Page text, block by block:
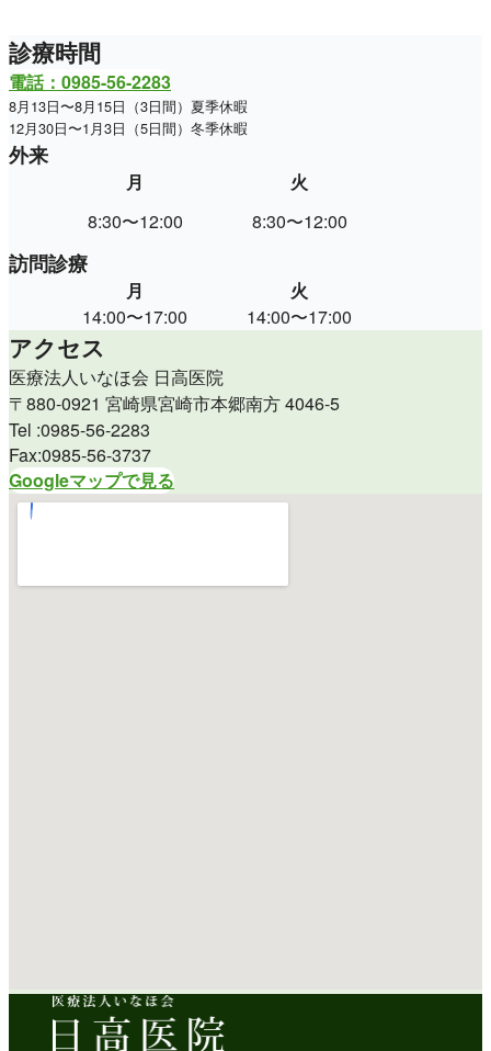
診療時間
電話：0985-56-2283
8月13日〜8月15日（3日間）夏季休暇
12月30日〜1月3日（5日間）冬季休暇
外来
月 火
8:30〜12:00
8:30〜12:00
訪問診療
月 火
14:00〜17:00
14:00〜17:00
アクセス
医療法人いなほ会 日高医院
〒880-0921 宮崎県宮崎市本郷南方 4046-5
Tel :0985-56-2283
Fax:0985-56-3737
Googleマップで見る